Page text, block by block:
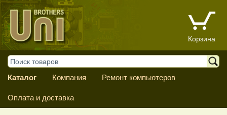
Корзина
Каталог Компания Ремонт компьютеров
Оплата и доставка